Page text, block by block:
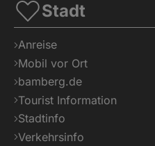
Stadt
Anreise
Mobil vor Ort
bamberg.de
Tourist Information
Stadtinfo
Verkehrsinfo